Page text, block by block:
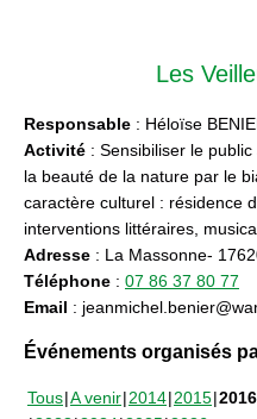
Les
Responsable : Héloïse
Activité : Sensibiliser le
la beauté de la nature par le
caractère culturel : résidence
interventions littéraires,
Adresse : La Massonne-
Téléphone : 07 86 37 80 77
Email :
Événements organisés
Tous A venir 2014 2015 2016